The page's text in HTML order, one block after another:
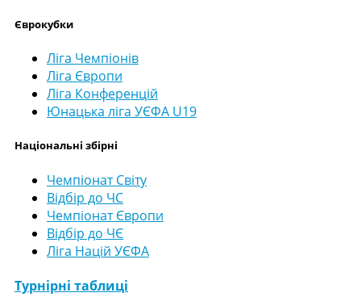
Єврокубки
Ліга Чемпіонів
Ліга Європи
Ліга Конференцій
Юнацька ліга УЄФА U19
Національні збірні
Чемпіонат Світу
Відбір до ЧС
Чемпіонат Європи
Відбір до ЧЄ
Ліга Націй УЄФА
Турнірні таблиці